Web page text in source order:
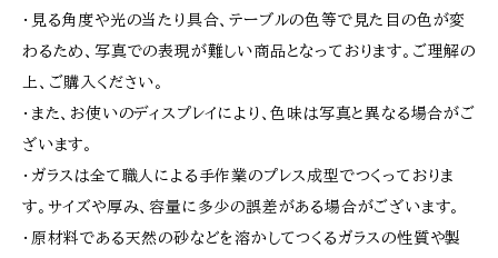
・見る角度や光の当たり具合、テーブルの色等で見た目の色が変
わるため、写真での表現が難しい商品となっております。ご理解の
上、ご購入ください。
・また、お使いのディスプレイにより、色味は写真と異なる場合がご
ざいます。
・ガラスは全て職人による手作業のプレス成型でつくっておりま
す。サイズや厚み、容量に多少の誤差がある場合がございます。
・原材料である天然の砂などを溶かしてつくるガラスの性質や製